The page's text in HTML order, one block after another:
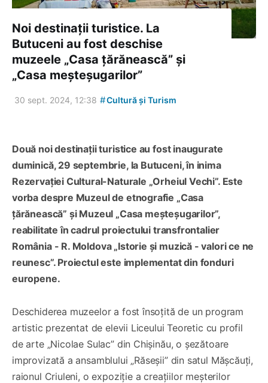
Noi destinații turistice. La
Butuceni au fost deschise
muzeele „Casa țărănească” și
„Casa meșteșugarilor”
30 sept. 2024, 12:38 #Cultură și Turism
Două noi destinații turistice au fost inaugurate
duminică, 29 septembrie, la Butuceni, în inima
Rezervației Cultural-Naturale „Orheiul Vechi”. Este
vorba despre Muzeul de etnografie „Casa
țărănească” și Muzeul „Casa meșteșugarilor”,
reabilitate în cadrul proiectului transfrontalier
România - R. Moldova „Istorie și muzică - valori ce ne
reunesc”. Proiectul este implementat din fonduri
europene.
Deschiderea muzeelor a fost însoțită de un program
artistic prezentat de elevii Liceului Teoretic cu profil
de arte „Nicolae Sulac” din Chișinău, o șezătoare
improvizată a ansamblului „Răseșii” din satul Mășcăuți,
raionul Criuleni, o expoziție a creațiilor meșterilor